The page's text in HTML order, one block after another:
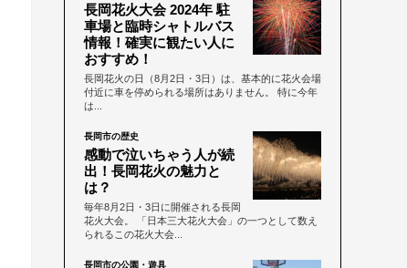
長岡花火大会 2024年 駐
車場と臨時シャトルバス
情報！確実に観たい人に
おすすめ！
長岡花火の日（8月2日・3日）は、基本的に花火会場
付近に車を停められる場所はありません。 特に今年
は...
長岡市の歴史
感動で泣いちゃう人が続
出！長岡花火の魅力と
は？
毎年8月2日・3日に開催される長岡
花火大会。 「日本三大花火大会」の一つとして数え
られるこの花火大会...
長岡市の公園・遊具